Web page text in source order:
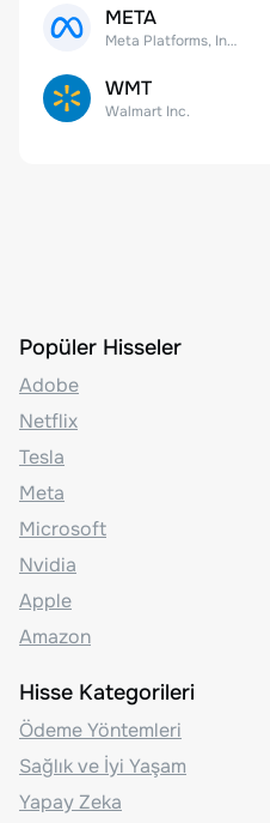
META
Meta Platforms, Inc. Class A Common Stock
WMT
Walmart Inc.
Popüler Hisseler
Adobe
Netflix
Tesla
Meta
Microsoft
Nvidia
Apple
Amazon
Hisse Kategorileri
Ödeme Yöntemleri
Sağlık ve İyi Yaşam
Yapay Zeka